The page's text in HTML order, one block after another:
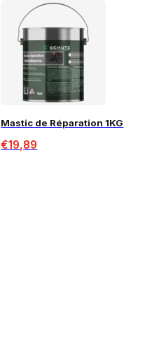
Mastic de Réparation 1KG
€19,89